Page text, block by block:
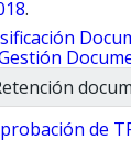
.
de